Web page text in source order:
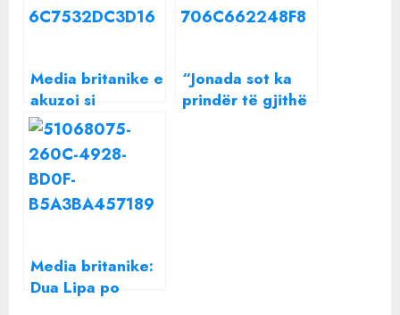
Media britanike e
akuzoi si
bashkëpunëtore
reagon blogerja
shqiptare: S’jam
kriminele, ja
“Jonada sot ka
prindër të gjithë
Media britanike:
Dua Lipa po